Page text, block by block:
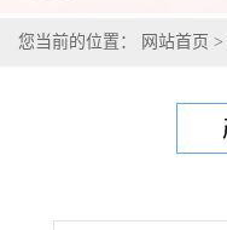
您当前的位置： 网站首页 >